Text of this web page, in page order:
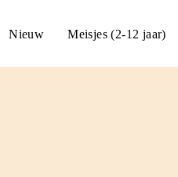
Nieuw Meisjes (2-12 jaar)